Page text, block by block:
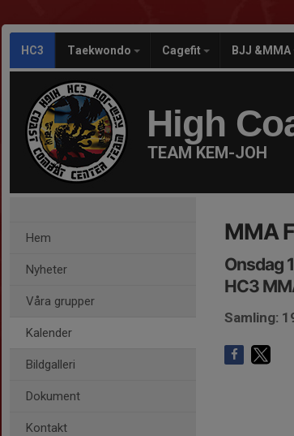
HC3 Taekwondo Cagefit BJJ &MMA
High
TEAM KEM-JOH
Hem
Nyheter
Våra grupper
Kalender
Bildgalleri
Dokument
Kontakt
MMA
Onsdag
HC3
Samling: